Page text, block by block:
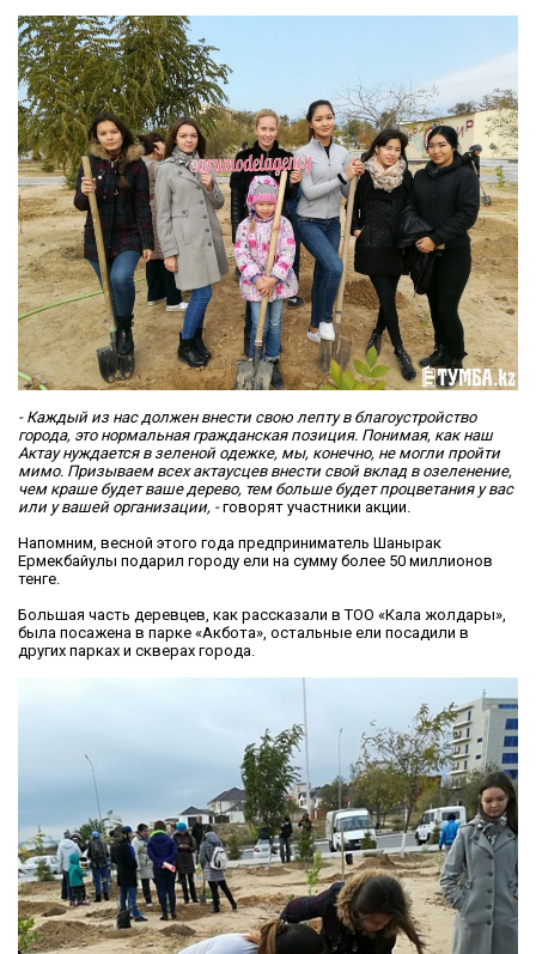
- Каждый из нас должен внести свою лепту в благоустройство
города, это нормальная гражданская позиция. Понимая, как наш
Актау нуждается в зеленой одежке, мы, конечно, не могли пройти
мимо. Призываем всех актаусцев внести свой вклад в озеленение,
чем краше будет ваше дерево, тем больше будет процветания у вас
или у вашей организации, -говорят участники акции.
Напомним, весной этого года предприниматель Шанырак
Ермекбайулы подарил городу ели на сумму более 50 миллионов
тенге.
Большая часть деревцев, как рассказали в ТОО «Кала жолдары»,
была посажена в парке «Акбота», остальные ели посадили в
других парках и скверах города.